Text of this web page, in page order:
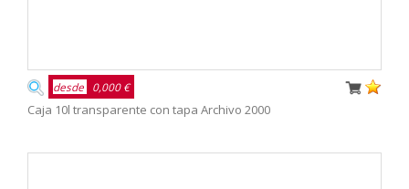
desde 0,000 €
Caja 10l transparente con tapa Archivo 2000